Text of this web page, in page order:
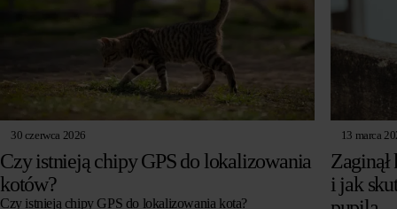
30 czerwca 2026
Czy istnieją chipy GPS do lokalizowania
kotów?
Czy istnieją chipy GPS do lokalizowania kota?
13 marca
i jak